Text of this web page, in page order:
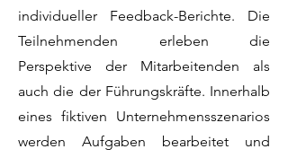
individueller Feedback-Berichte. Die
Teilnehmenden erleben die
Perspektive der Mitarbeitenden als
auch die der Führungskräfte. Innerhalb
eines fiktiven Unternehmensszenarios
werden Aufgaben bearbeitet und